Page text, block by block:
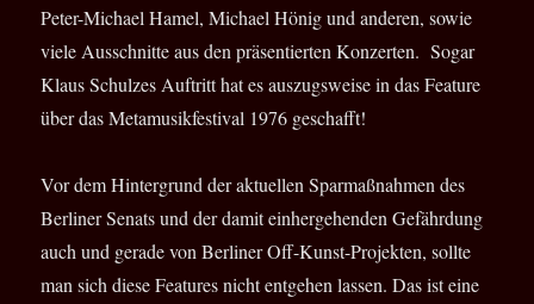
Peter-Michael Hamel, Michael Hönig und anderen, sowie
viele Ausschnitte aus den präsentierten Konzerten. Sogar
Klaus Schulzes Auftritt hat es auszugsweise in das Feature
über das Metamusikfestival 1976 geschafft!
Vor dem Hintergrund der aktuellen Sparmaßnahmen des
Berliner Senats und der damit einhergehenden Gefährdung
auch und gerade von Berliner Off-Kunst-Projekten, sollte
man sich diese Features nicht entgehen lassen. Das ist eine